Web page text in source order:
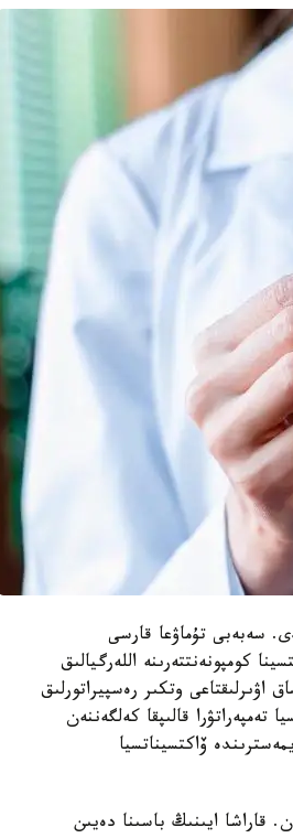
سەبەبى تۇماۋعا قارسى
كومپونەنتتەرىنە اللەرگيالىق
اۋىرلىقتاعى وتكىر رەسپيراتورلىق
قالىپقا كەلگەننەن
تريمەسترىندە ۆاكتسيناتسيا
قاراشا ايىنىڭ باسىنا دەيىن